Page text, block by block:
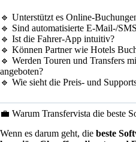
🔹 Unterstützt es Online-
🔹 Sind automatisierte E-Mail-/
🔹 Ist die Fahrer-App intuitiv?
🔹 Können Partner wie Hotels
🔹 Werden Touren und Transfers
angeboten?
🔹 Wie sieht die Preis- und
💼 Warum Transfervista die beste
Wenn es darum geht, die beste